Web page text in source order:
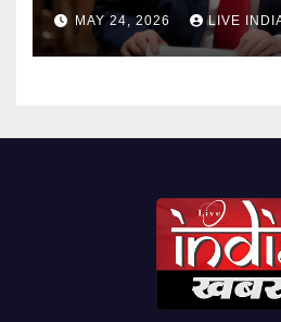
MAY 24, 2026 LIVE